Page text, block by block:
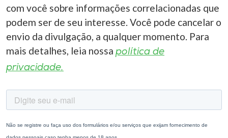
com você sobre informações correlacionadas que
podem ser de seu interesse. Você pode cancelar o
envio da divulgação, a qualquer momento. Para
mais detalhes, leia nossa política de
privacidade.